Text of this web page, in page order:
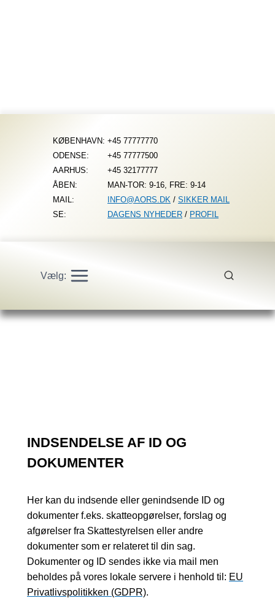
KØBENHAVN: +45 77777770
ODENSE:
+45 77777500
AARHUS:
+45 32177777
ÅBEN:
MAN-TOR: 9-16, FRE: 9-14
MAIL:
INFO@AORS.DK / SIKKER MAIL
SE:
DAGENS NYHEDER / PROFIL
Vælg:
INDSENDELSE AF ID OG
DOKUMENTER
Her kan du indsende eller genindsende ID og
dokumenter f.eks. skatteopgørelser, forslag og
afgørelser fra Skattestyrelsen eller andre
dokumenter som er relateret til din sag.
Dokumenter og ID sendes ikke via mail men
beholdes på vores lokale servere i henhold til: EU
Privatlivspolitikken (GDPR).